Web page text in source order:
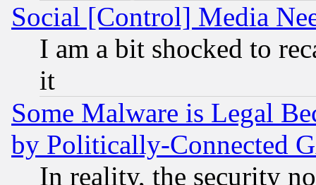
Social [Control] Media
I am a bit shocked to
it
Some Malware is Legal
by Politically-Connected
In reality, the security